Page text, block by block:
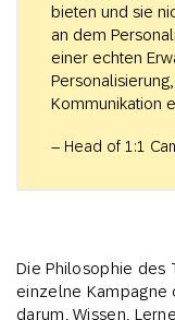
bieten und sie
an dem
einer echten
Kommunikation
– Head of 1:1
Die Philosophie des
einzelne Kampagne
darum, Wissen,